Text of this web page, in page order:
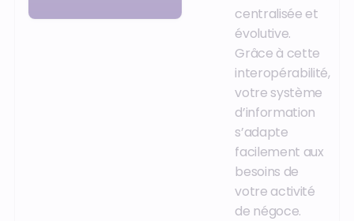
centralisée et
évolutive.
Grâce à cette
interopérabilité,
votre système
d’information
s’adapte
facilement aux
besoins de
votre activité
de négoce.